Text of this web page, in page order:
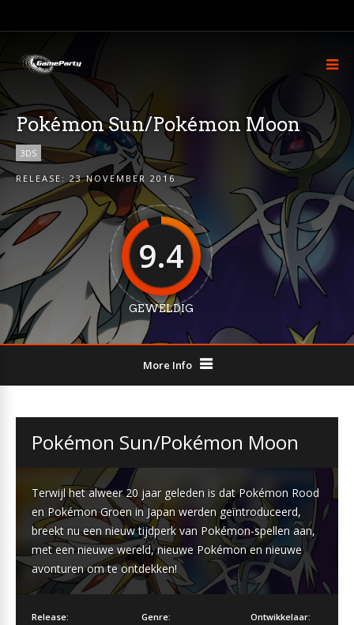
Pokémon Sun/Pokémon Moon
3DS
RELEASE:23 NOVEMBER 2016
9.4
GEWELDIG
More Info
Pokémon Sun/Pokémon Moon
Terwijl het alweer 20 jaar geleden is dat Pokémon Rood
en Pokémon Groen in Japan werden geïntroduceerd,
breekt nu een nieuw tijdperk van Pokémon-spellen aan,
met een nieuwe wereld, nieuwe Pokémon en nieuwe
avonturen om te ontdekken!
Release:
Genre:
Ontwikkelaar: